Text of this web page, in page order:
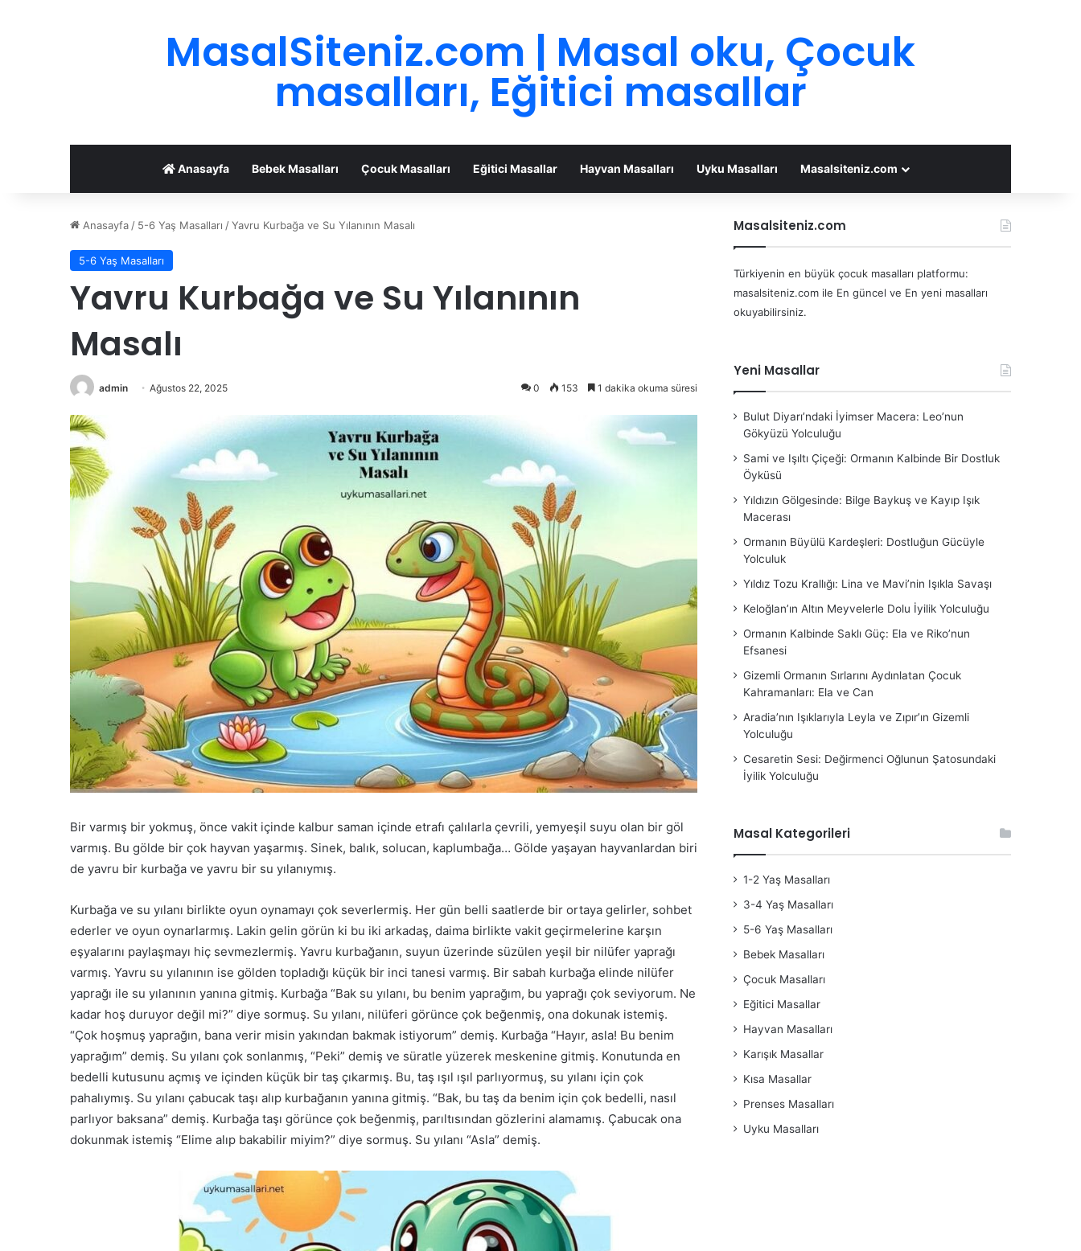
MasalSiteniz.com | Masal oku, Çocuk
masalları, Eğitici masallar
Anasayfa Bebek Masalları Çocuk Masalları Eğitici Masallar Hayvan Masalları Uyku Masalları Masalsiteniz.com
Anasayfa / 5-6 Yaş Masalları /Yavru Kurbağa ve Su Yılanının Masalı
5-6 Yaş Masalları
Yavru Kurbağa ve Su Yılanının
Masalı
admin Ağustos 22, 2025 0 153 1 dakika okuma süresi
Bir varmış bir yokmuş, önce vakit içinde kalbur saman içinde etrafı çalılarla çevrili, yemyeşil suyu olan bir göl
varmış. Bu gölde bir çok hayvan yaşarmış. Sinek, balık, solucan, kaplumbağa… Gölde yaşayan hayvanlardan biri
de yavru bir kurbağa ve yavru bir su yılanıymış.
Kurbağa ve su yılanı birlikte oyun oynamayı çok severlermiş. Her gün belli saatlerde bir ortaya gelirler, sohbet
ederler ve oyun oynarlarmış. Lakin gelin görün ki bu iki arkadaş, daima birlikte vakit geçirmelerine karşın
eşyalarını paylaşmayı hiç sevmezlermiş. Yavru kurbağanın, suyun üzerinde süzülen yeşil bir nilüfer yaprağı
varmış. Yavru su yılanının ise gölden topladığı küçük bir inci tanesi varmış. Bir sabah kurbağa elinde nilüfer
yaprağı ile su yılanının yanına gitmiş. Kurbağa “Bak su yılanı, bu benim yaprağım, bu yaprağı çok seviyorum. Ne
kadar hoş duruyor değil mi?” diye sormuş. Su yılanı, nilüferi görünce çok beğenmiş, ona dokunak istemiş.
“Çok hoşmuş yaprağın, bana verir misin yakından bakmak istiyorum” demiş. Kurbağa “Hayır, asla! Bu benim
yaprağım” demiş. Su yılanı çok sonlanmış, “Peki” demiş ve süratle yüzerek meskenine gitmiş. Konutunda en
bedelli kutusunu açmış ve içinden küçük bir taş çıkarmış. Bu, taş ışıl ışıl parlıyormuş, su yılanı için çok
pahalıymış. Su yılanı çabucak taşı alıp kurbağanın yanına gitmiş. “Bak, bu taş da benim için çok bedelli, nasıl
parlıyor baksana” demiş. Kurbağa taşı görünce çok beğenmiş, parıltısından gözlerini alamamış. Çabucak ona
dokunmak istemiş “Elime alıp bakabilir miyim?” diye sormuş. Su yılanı “Asla” demiş.
Masalsiteniz.com
Türkiyenin en büyük çocuk masalları platformu:
masalsiteniz.com ile En güncel ve En yeni masalları
okuyabilirsiniz.
Yeni Masallar
Bulut Diyarı’ndaki İyimser Macera: Leo’nun
Gökyüzü Yolculuğu
Sami ve Işıltı Çiçeği: Ormanın Kalbinde Bir Dostluk
Öyküsü
Yıldızın Gölgesinde: Bilge Baykuş ve Kayıp Işık
Macerası
Ormanın Büyülü Kardeşleri: Dostluğun Gücüyle
Yolculuk
Yıldız Tozu Krallığı: Lina ve Mavi’nin Işıkla Savaşı
Keloğlan’ın Altın Meyvelerle Dolu İyilik Yolculuğu
Ormanın Kalbinde Saklı Güç: Ela ve Riko’nun
Efsanesi
Gizemli Ormanın Sırlarını Aydınlatan Çocuk
Kahramanları: Ela ve Can
Aradia’nın Işıklarıyla Leyla ve Zıpır’ın Gizemli
Yolculuğu
Cesaretin Sesi: Değirmenci Oğlunun Şatosundaki
İyilik Yolculuğu
Masal Kategorileri
1-2 Yaş Masalları
3-4 Yaş Masalları
5-6 Yaş Masalları
Bebek Masalları
Çocuk Masalları
Eğitici Masallar
Hayvan Masalları
Karışık Masallar
Kısa Masallar
Prenses Masalları
Uyku Masalları